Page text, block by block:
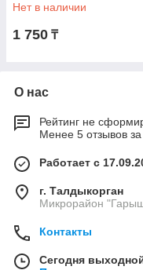
2.0,
Нет в наличии
1 750 ₸
О нас
Рейтинг не
Менее 5 отзывов
Работает с
г. Талдыкорган
Микрорайон
Контакты
Сегодня